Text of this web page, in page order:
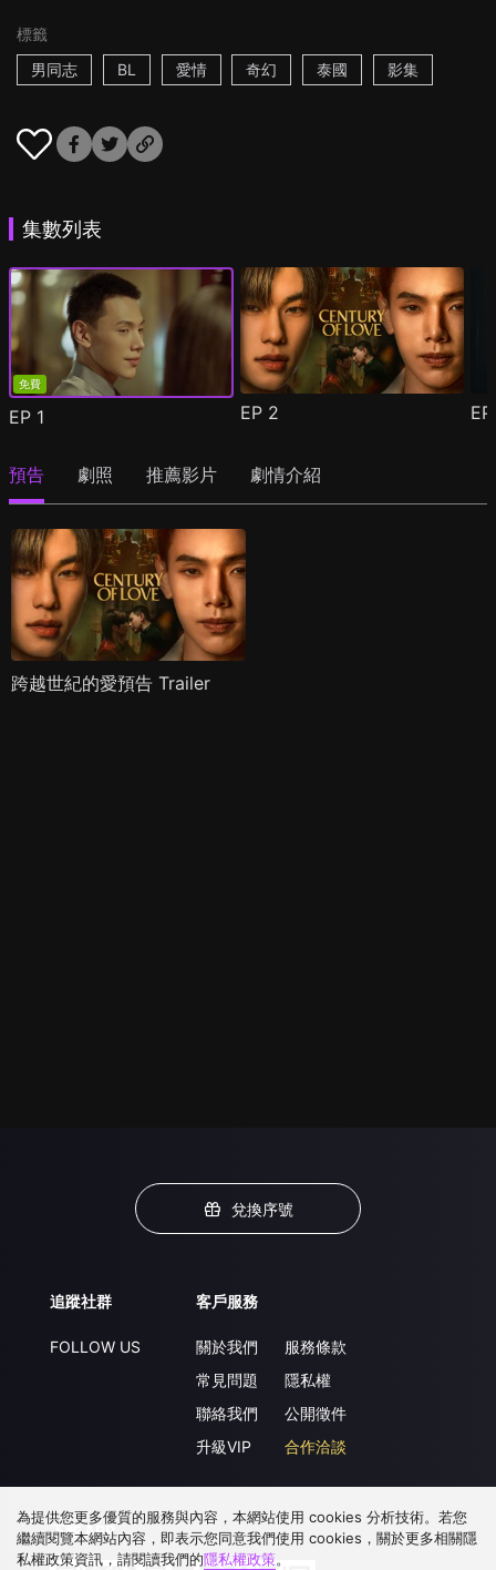
標籤
男同志
BL 愛情 奇幻 泰國 影集
集數列表
免費
EP 1 EP 2
預告 劇照 推薦影片 劇情介紹
跨越世紀的愛預告 Trailer
兌換序號
追蹤社群
FOLLOW US
客戶服務
關於我們
常見問題
聯絡我們
升級VIP
服務條款
隱私權
公開徵件
合作洽談
下載 APP
為提供您更多優質的服務與內容，本網站使用 cookies 分析技術。若您
繼續閱覽本網站內容，即表示您同意我們使用 cookies，關於更多相關隱
私權政策資訊，請閱讀我們的隱私權政策。